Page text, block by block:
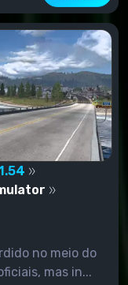
no meio do
mas in...